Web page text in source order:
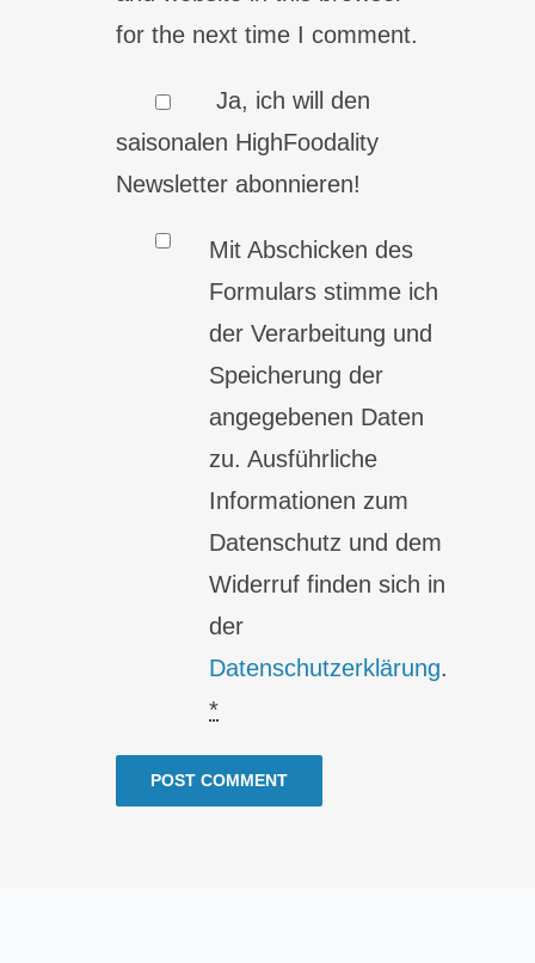
for the next time I comment.
Ja, ich will den
saisonalen HighFoodality
Newsletter abonnieren!
Mit Abschicken des
Formulars stimme ich
der Verarbeitung und
Speicherung der
angegebenen Daten
zu. Ausführliche
Informationen zum
Datenschutz und dem
Widerruf finden sich in
der
Datenschutzerklärung.
*